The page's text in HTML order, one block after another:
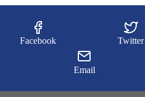
Facebook Twitter
Email